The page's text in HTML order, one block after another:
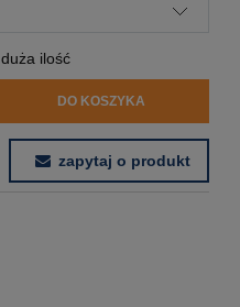
duża ilość
DO KOSZYKA
zapytaj o produkt